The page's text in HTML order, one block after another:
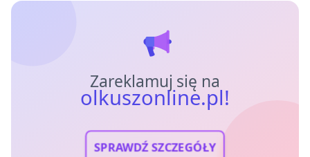
Zareklamuj się na
olkuszonline.pl!
SPRAWDŹ SZCZEGÓŁY